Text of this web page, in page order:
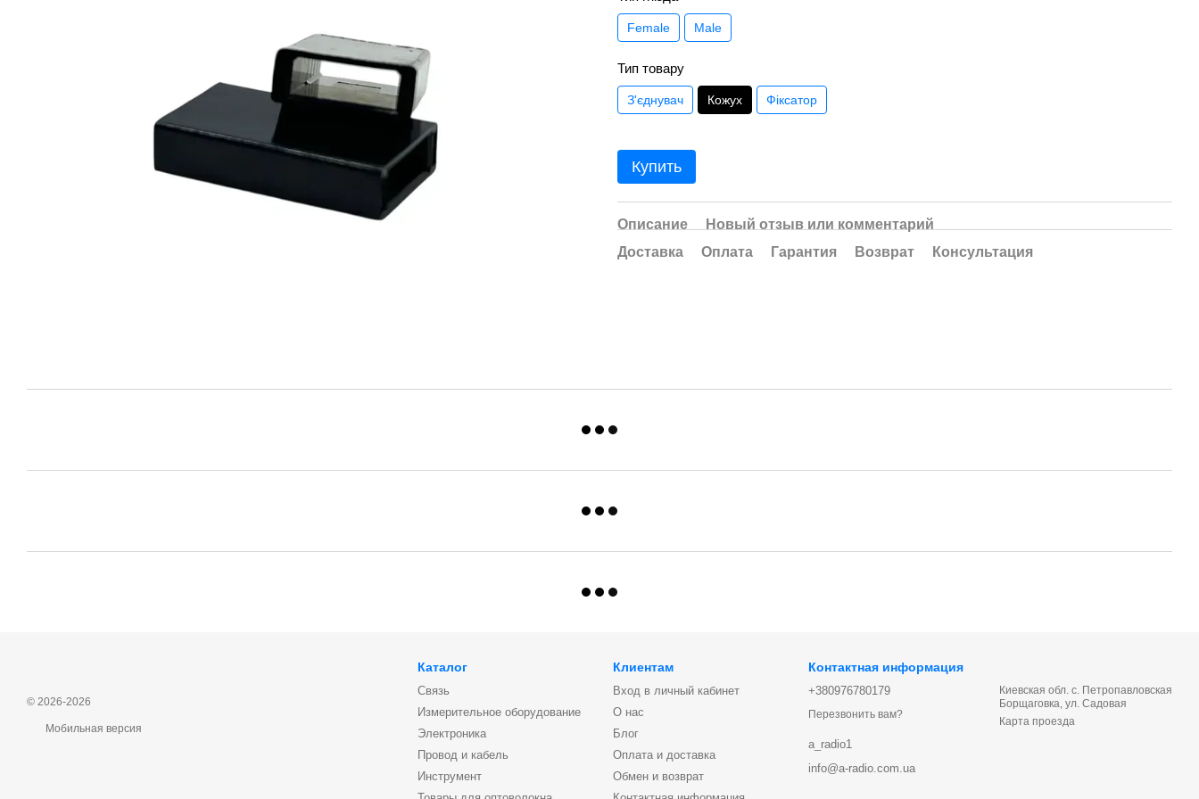
Female Male
Тип товару
З'єднувач Кожух Фіксатор
Купить
Описание
Новый отзыв или комментарий
Доставка
Оплата Гарантия Возврат Консультация
© 2026-2026
Мобильная версия
Каталог
Связь
Измерительное оборудование
Электроника
Провод и кабель
Инструмент
Клиентам
Вход в личный кабинет
О нас
Блог
Оплата и доставка
Обмен и возврат
Контактная информация
+380976780179
Перезвонить вам?
a_radio1
info@a-radio.com.ua
Киевская обл. с. Петропавловская
Борщаговка, ул. Садовая
Карта проезда